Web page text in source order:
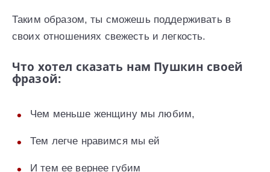
Таким образом, ты сможешь поддерживать в
своих отношениях свежесть и легкость.
Что хотел сказать нам Пушкин своей
фразой:
Чем меньше женщину мы любим,
Тем легче нравимся мы ей
И тем ее вернее губим